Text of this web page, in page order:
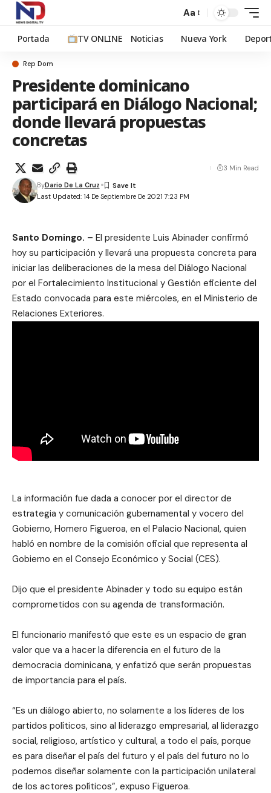
Aa
Portada TV ONLINE Noticias Nueva York
Rep Dom
Presidente dominicano
participará en Diálogo Nacional;
donde llevará propuestas
concretas
Last Updated: 14 De Septiembre De 2021 7:23 PM
ByDario De La Cruz
3 Min Read
Santo Domingo. – El presidente Luis Abinader confirmó
hoy su participación y llevará una propuesta concreta para
iniciar las deliberaciones de la mesa del Diálogo Nacional
por el Fortalecimiento Institucional y Gestión eficiente del
Estado convocada para este miércoles, en el Ministerio de
Relaciones Exteriores.
La información fue dada a conocer por el director de
estrategia y comunicación gubernamental y vocero del
Gobierno, Homero Figueroa, en el Palacio Nacional, quien
habló en nombre de la comisión oficial que representa al
Gobierno en el Consejo Económico y Social (CES).
Dijo que el presidente Abinader y todo su equipo están
comprometidos con su agenda de transformación.
El funcionario manifestó que este es un espacio de gran
valor que va a hacer la diferencia en el futuro de la
democracia dominicana, y enfatizó que serán propuestas
de importancia para el país.
“Es un diálogo abierto, no solamente a los líderes de los
partidos políticos, sino al liderazgo empresarial, al liderazgo
social, religioso, artístico y cultural, a todo el país, porque
es para diseñar el país del futuro y el país del futuro no lo
podemos diseñar solamente con la participación unilateral
de los actores políticos”, expuso Figueroa.